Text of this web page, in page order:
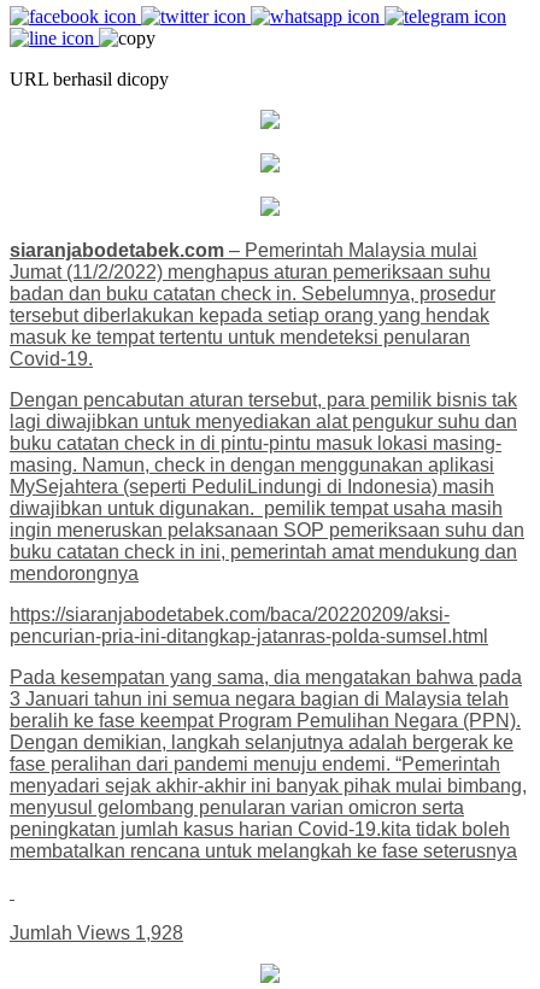
URL berhasil dicopy
siaranjabodetabek.com – Pemerintah Malaysia mulai
Jumat (11/2/2022) menghapus aturan pemeriksaan suhu
badan dan buku catatan check in. Sebelumnya, prosedur
tersebut diberlakukan kepada setiap orang yang hendak
masuk ke tempat tertentu untuk mendeteksi penularan
Covid-19.
Dengan pencabutan aturan tersebut, para pemilik bisnis tak
lagi diwajibkan untuk menyediakan alat pengukur suhu dan
buku catatan check in di pintu-pintu masuk lokasi masing-
masing. Namun, check in dengan menggunakan aplikasi
MySejahtera (seperti PeduliLindungi di Indonesia) masih
diwajibkan untuk digunakan. pemilik tempat usaha masih
ingin meneruskan pelaksanaan SOP pemeriksaan suhu dan
buku catatan check in ini, pemerintah amat mendukung dan
mendorongnya
https://siaranjabodetabek.com/baca/20220209/aksi-
pencurian-pria-ini-ditangkap-jatanras-polda-sumsel.html
Pada kesempatan yang sama, dia mengatakan bahwa pada
3 Januari tahun ini semua negara bagian di Malaysia telah
beralih ke fase keempat Program Pemulihan Negara (PPN).
Dengan demikian, langkah selanjutnya adalah bergerak ke
fase peralihan dari pandemi menuju endemi. “Pemerintah
menyadari sejak akhir-akhir ini banyak pihak mulai bimbang,
menyusul gelombang penularan varian omicron serta
peningkatan jumlah kasus harian Covid-19.kita tidak boleh
membatalkan rencana untuk melangkah ke fase seterusnya
Jumlah Views 1,928